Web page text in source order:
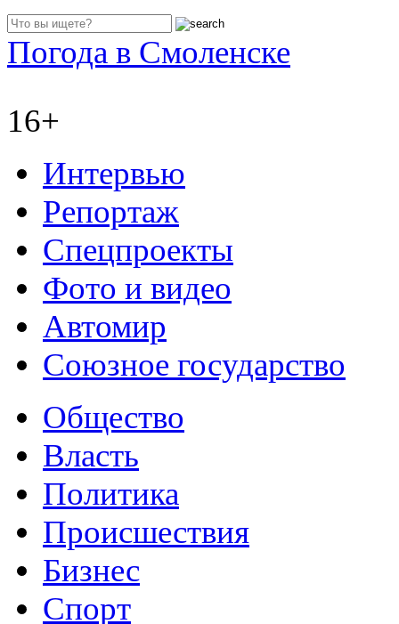
Погода в Смоленске
16+
Интервью
Репортаж
Спецпроекты
Фото и видео
Автомир
Союзное государство
Общество
Власть
Политика
Происшествия
Бизнес
Спорт